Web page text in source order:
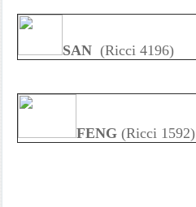
SAN (Ricci 4196)
FENG (Ricci 1592)